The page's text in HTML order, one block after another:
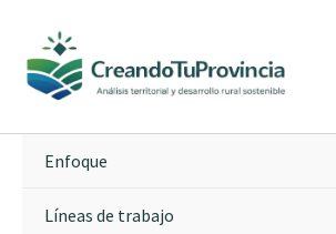
contenido
Enfoque
Líneas de trabajo